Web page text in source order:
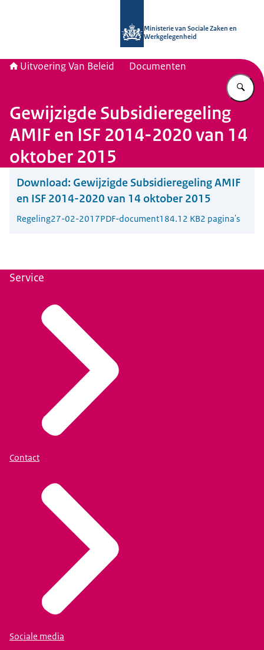
Ministerie van Sociale Zaken en
Werkgelegenheid
Uitvoering Van Beleid Documenten
Gewijzigde Subsidieregeling
AMIF en ISF 2014-2020 van 14
oktober 2015
Download: Gewijzigde Subsidieregeling AMIF
en ISF 2014-2020 van 14 oktober 2015
Regeling27-02-2017PDF-document184.12 KB2 pagina's
Service
Contact
Sociale media